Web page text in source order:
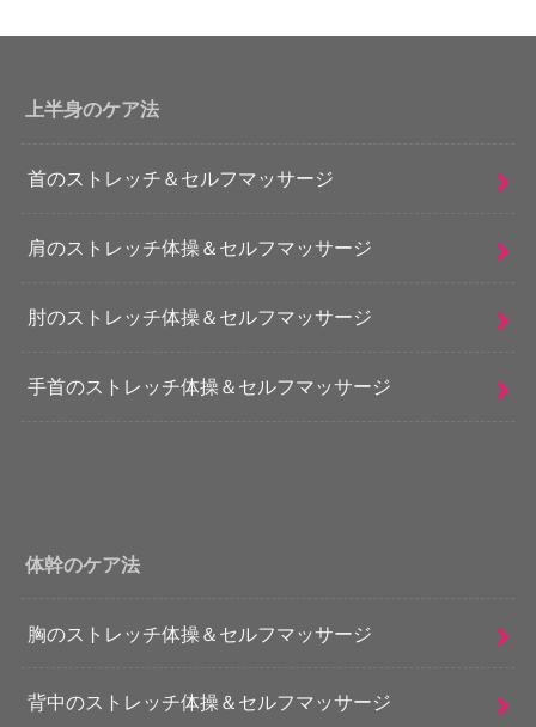
上半身のケア法
首のストレッチ＆セルフマッサージ
肩のストレッチ体操＆セルフマッサージ
肘のストレッチ体操＆セルフマッサージ
手首のストレッチ体操＆セルフマッサージ
体幹のケア法
胸のストレッチ体操＆セルフマッサージ
背中のストレッチ体操＆セルフマッサージ